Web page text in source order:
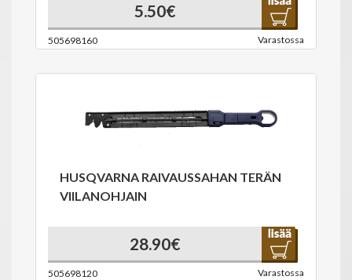
5.50€
505698160 Varastossa
HUSQVARNA RAIVAUSSAHAN TERÄN
VIILANOHJAIN
28.90€
505698120 Varastossa